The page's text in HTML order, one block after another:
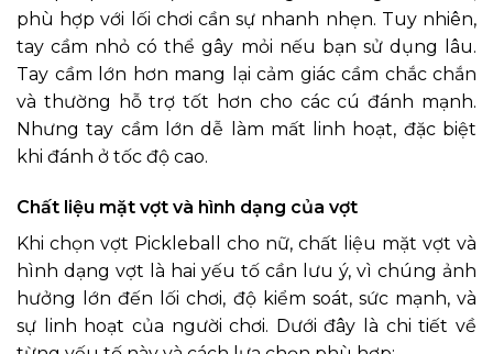
phù hợp với lối chơi cần sự nhanh nhẹn. Tuy nhiên,
tay cầm nhỏ có thể gây mỏi nếu bạn sử dụng lâu.
Tay cầm lớn hơn mang lại cảm giác cầm chắc chắn
và thường hỗ trợ tốt hơn cho các cú đánh mạnh.
Nhưng tay cầm lớn dễ làm mất linh hoạt, đặc biệt
khi đánh ở tốc độ cao.
Chất liệu mặt vợt và hình dạng của vợt
Khi chọn vợt Pickleball cho nữ, chất liệu mặt vợt và
hình dạng vợt là hai yếu tố cần lưu ý, vì chúng ảnh
hưởng lớn đến lối chơi, độ kiểm soát, sức mạnh, và
sự linh hoạt của người chơi. Dưới đây là chi tiết về